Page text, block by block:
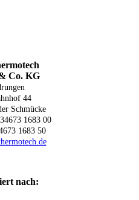
Co. KG
44
Schmücke
1683 00
1683 50
nach: